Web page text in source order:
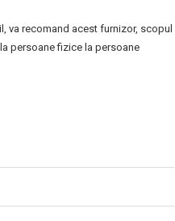
va recomand acest furnizor, scopul
persoane fizice la persoane